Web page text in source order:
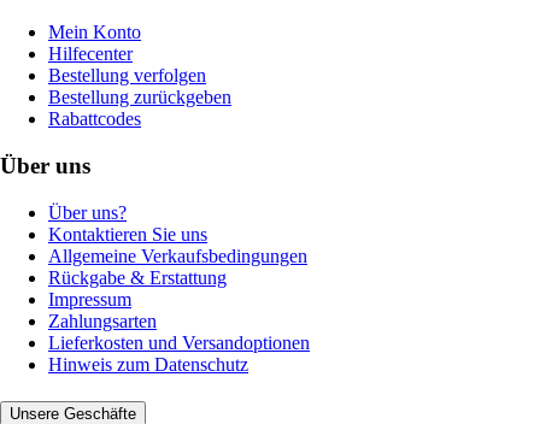
Mein Konto
Hilfecenter
Bestellung verfolgen
Bestellung zurückgeben
Rabattcodes
Über uns
Über uns?
Kontaktieren Sie uns
Allgemeine Verkaufsbedingungen
Rückgabe & Erstattung
Impressum
Zahlungsarten
Lieferkosten und Versandoptionen
Hinweis zum Datenschutz
Unsere Geschäfte